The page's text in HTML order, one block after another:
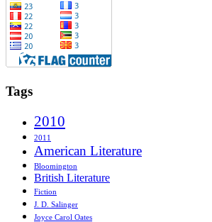
Tags
2010
2011
American Literature
Bloomington
British Literature
Fiction
J. D. Salinger
Joyce Carol Oates